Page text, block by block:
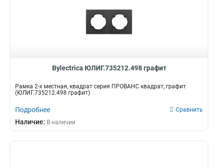
Bylectrica ЮЛИГ.735212.498 графит
Рамка 2-х местная, квадрат серия ПРОВАНС квадрат, графит
(ЮЛИГ.735212.498 графит)
Подробнее Сравнить
Наличие: В наличии